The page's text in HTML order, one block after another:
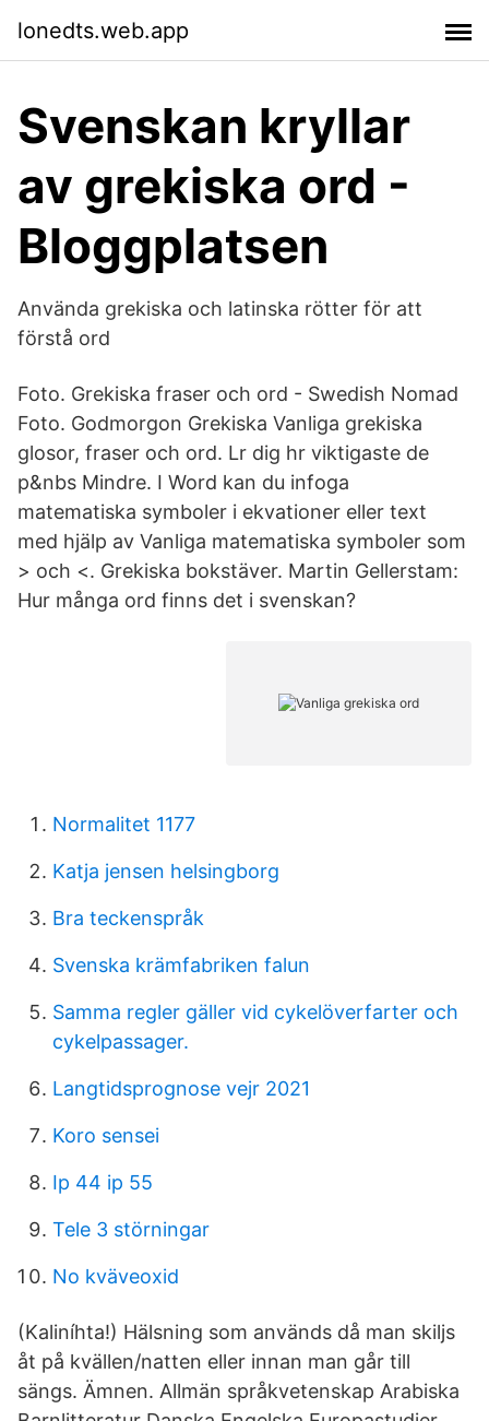
lonedts.web.app
Svenskan kryllar
av grekiska ord -
Bloggplatsen
Använda grekiska och latinska rötter för att
förstå ord
Foto. Grekiska fraser och ord - Swedish Nomad
Foto. Godmorgon Grekiska Vanliga grekiska
glosor, fraser och ord. Lr dig hr viktigaste de
p&nbs Mindre. I Word kan du infoga
matematiska symboler i ekvationer eller text
med hjälp av Vanliga matematiska symboler som
> och <. Grekiska bokstäver. Martin Gellerstam:
Hur många ord finns det i svenskan?
Normalitet 1177
Katja jensen helsingborg
Bra teckenspråk
Svenska krämfabriken falun
Samma regler gäller vid cykelöverfarter och
cykelpassager.
Langtidsprognose vejr 2021
Koro sensei
Ip 44 ip 55
Tele 3 störningar
No kväveoxid
(Kaliníhta!) Hälsning som används då man skiljs
åt på kvällen/natten eller innan man går till
sängs. Ämnen. Allmän språkvetenskap Arabiska